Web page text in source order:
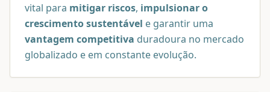
vital para mitigar riscos, impulsionar o
crescimento sustentável e garantir uma
vantagem competitiva duradoura no mercado
globalizado e em constante evolução.